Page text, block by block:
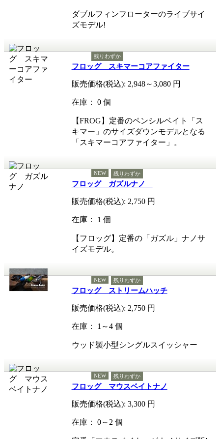
ダブルフィンフローターのライブサイ
ズモデル!
残りわずか
フロッグ スキマーコアファイター
販売価格(税込): 2,948～3,080 円
在庫： 0 個
【FROG】定番のペンシルベイト「ス
キマー」のサイズダウンモデルとなる
「スキマーコアファイター」。
NEW 残りわずか
フロッグ ガズルナノ
販売価格(税込): 2,750 円
在庫： 1 個
【フロッグ】定番の「ガズル」ナノサ
イズモデル。
NEW 残りわずか
フロッグ ストリームハッチ
販売価格(税込): 2,750 円
在庫： 1～4 個
ウッド製小型シングルスイッシャー
NEW 残りわずか
フロッグ マウスベイトナノ
販売価格(税込): 3,300 円
在庫： 0～2 個